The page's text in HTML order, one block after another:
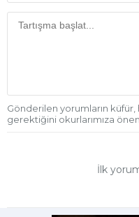
Gönderilen yorumların
gerektiğini okurlarımıza
İlk